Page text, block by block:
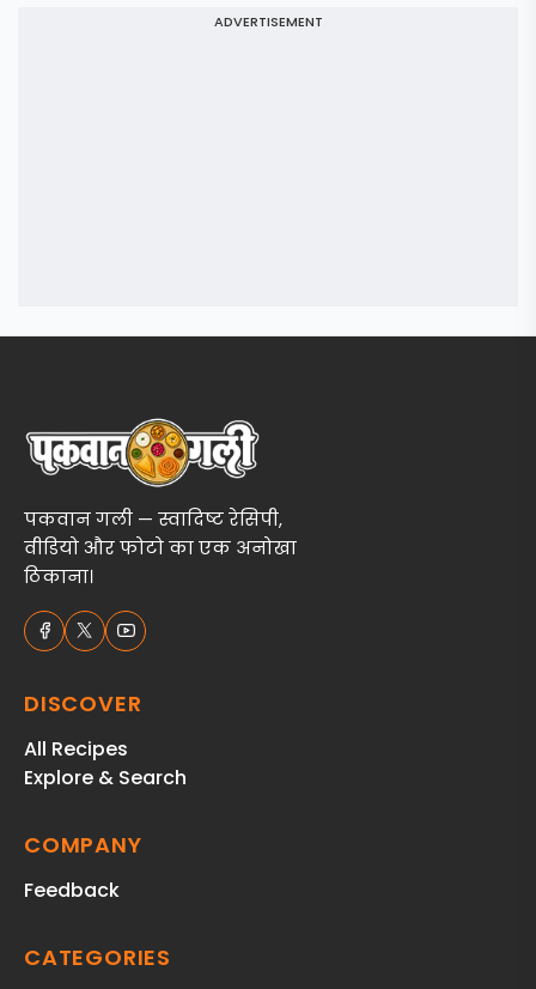
ADVERTISEMENT
पकवान गली — स्वादिष्ट रेसिपी,
वीडियो और फोटो का एक अनोखा
ठिकाना।
DISCOVER
All Recipes
Explore & Search
COMPANY
Feedback
CATEGORIES